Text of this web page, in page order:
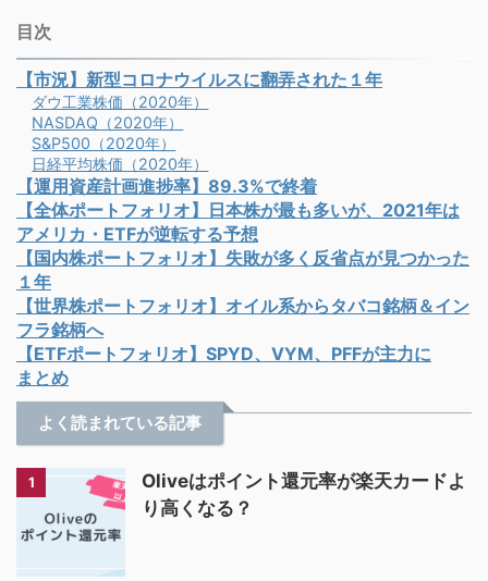
目次
【市況】新型コロナウイルスに翻弄された１年
ダウ工業株価（2020年）
NASDAQ（2020年）
S&P500（2020年）
日経平均株価（2020年）
【運用資産計画進捗率】89.3%で終着
【全体ポートフォリオ】日本株が最も多いが、2021年は
アメリカ・ETFが逆転する予想
【国内株ポートフォリオ】失敗が多く反省点が見つかった
１年
【世界株ポートフォリオ】オイル系からタバコ銘柄＆イン
フラ銘柄へ
【ETFポートフォリオ】SPYD、VYM、PFFが主力に
まとめ
よく読まれている記事
1
Oliveはポイント還元率が楽天カードよ
り高くなる？